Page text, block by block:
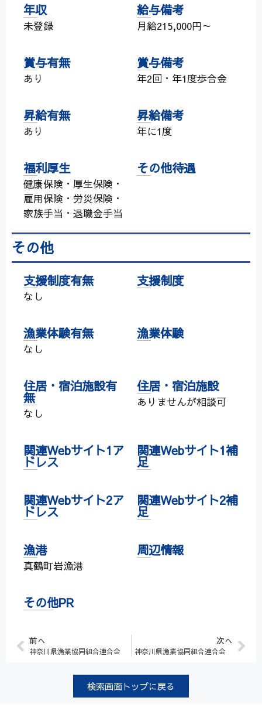
年収
未登録
給与備考
月給215,000円～
賞与有無
あり
賞与備考
年2回・年1度歩合金
昇給有無
あり
昇給備考
年に1度
福利厚生
健康保険・厚生保険・
雇用保険・労災保険・
家族手当・退職金手当
その他待遇
その他
支援制度有無
なし
支援制度
漁業体験有無
なし
漁業体験
住居・宿泊施設有
無
なし
住居・宿泊施設
ありませんが相談可
関連Webサイト1ア
ドレス
関連Webサイト1補
足
関連Webサイト2ア
ドレス
関連Webサイト2補
足
漁港
真鶴町岩漁港
周辺情報
その他PR
前へ
神奈川県漁業協同組合連合会
次へ
神奈川県漁業協同組合連合会
検索画面トップに戻る